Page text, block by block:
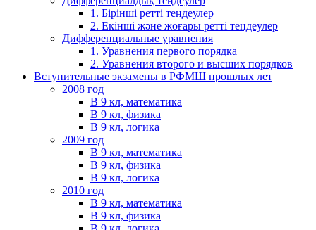
1. Бірінші ретті теңдеулер
2. Екінші және жоғары ретті теңдеулер
Дифференциальные уравнения
1. Уравнения первого порядка
2. Уравнения второго и высших порядков
Вступительные экзамены в РФМШ прошлых лет
2008 год
В 9 кл, математика
В 9 кл, физика
В 9 кл, логика
2009 год
В 9 кл, математика
В 9 кл, физика
В 9 кл, логика
2010 год
В 9 кл, математика
В 9 кл, физика